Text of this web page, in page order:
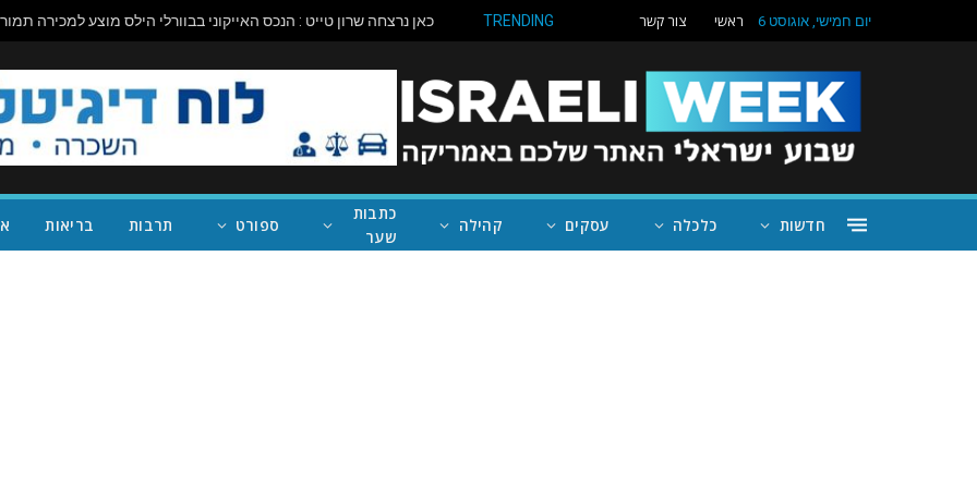
יום חמישי, אוגוסט 6 ראשי צור קשר TRENDING
חדשות כלכלה עסקים קהילה
כתבות
שער
ספורט תרבות בריאות